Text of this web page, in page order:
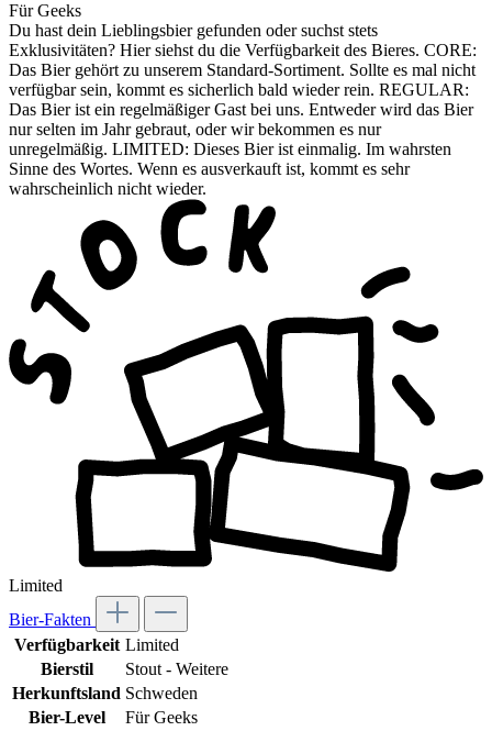
Für Geeks
Du hast dein Lieblingsbier gefunden oder suchst stets
Exklusivitäten? Hier siehst du die Verfügbarkeit des Bieres. CORE:
Das Bier gehört zu unserem Standard-Sortiment. Sollte es mal nicht
verfügbar sein, kommt es sicherlich bald wieder rein. REGULAR:
Das Bier ist ein regelmäßiger Gast bei uns. Entweder wird das Bier
nur selten im Jahr gebraut, oder wir bekommen es nur
unregelmäßig. LIMITED: Dieses Bier ist einmalig. Im wahrsten
Sinne des Wortes. Wenn es ausverkauft ist, kommt es sehr
wahrscheinlich nicht wieder.
Limited
Bier-Fakten
Verfügbarkeit Limited
Bierstil
Stout - Weitere
Herkunftsland Schweden
Bier-Level
Für Geeks